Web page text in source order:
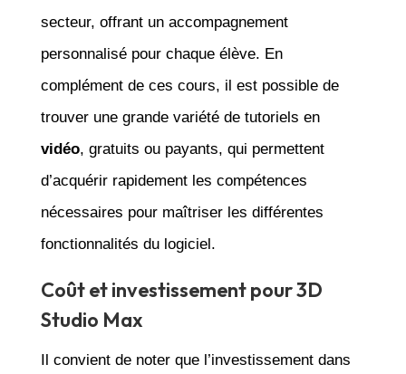
secteur, offrant un accompagnement
personnalisé pour chaque élève. En
complément de ces cours, il est possible de
trouver une grande variété de tutoriels en
vidéo, gratuits ou payants, qui permettent
d’acquérir rapidement les compétences
nécessaires pour maîtriser les différentes
fonctionnalités du logiciel.
Coût et investissement pour 3D
Studio Max
Il convient de noter que l’investissement dans